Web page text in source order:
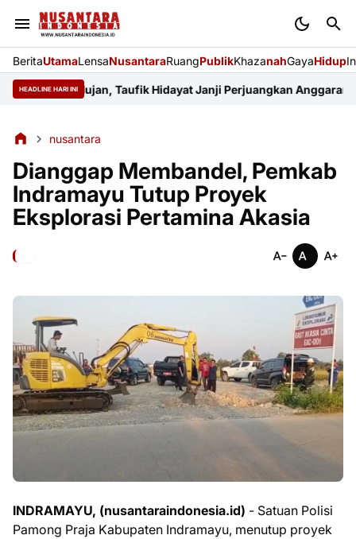
BeritaUtamaLensaNusantaraRuangPublikKhazanahGayaHidup
HEADLINE HARI INI
Hujan, Taufik Hidayat Janji Perjuangkan Anggaran
nusantara
Dianggap Membandel, Pemkab
Indramayu Tutup Proyek
Eksplorasi Pertamina Akasia
INDRAMAYU, (nusantaraindonesia.id) - Satuan Polisi
Pamong Praja Kabupaten Indramayu, menutup proyek